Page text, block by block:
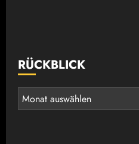
RÜCKBLICK
Rückblick